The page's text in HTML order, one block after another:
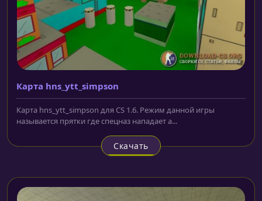
Карта hns_ytt_simpson
Карта hns_ytt_simpson для CS 1.6. Режим данной игры
называется прятки где спецназ нападает а...
Скачать